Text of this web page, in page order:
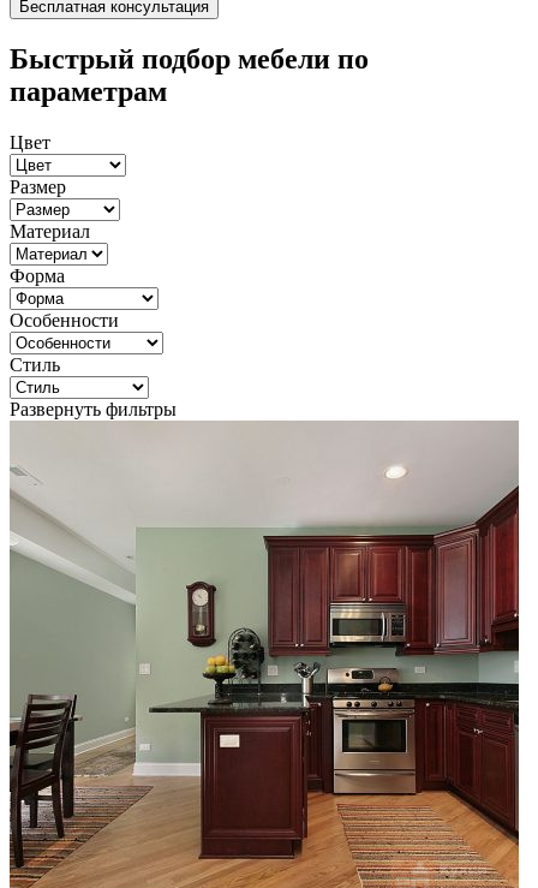
Быстрый подбор мебели по
параметрам
Цвет
Размер
Материал
Форма
Особенности
Стиль
Развернуть фильтры